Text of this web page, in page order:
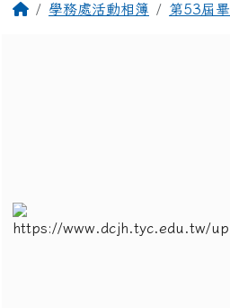
回首頁學務處活動相簿 第53屆